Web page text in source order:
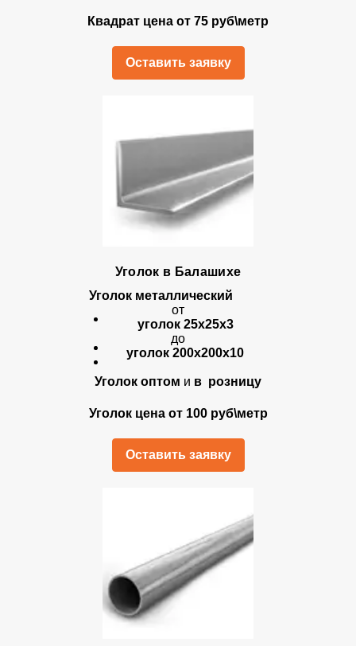
Квадрат цена от 75 руб\метр
Оставить заявку
Уголок в Балашихе
Уголок металлический
от
уголок 25х25х3
до
уголок 200х200х10
Уголок оптом и в розницу
Уголок цена от 100 руб\метр
Оставить заявку